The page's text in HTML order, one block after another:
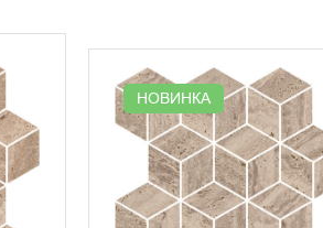
НОВИНКА